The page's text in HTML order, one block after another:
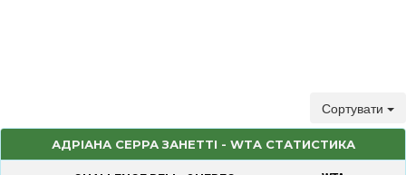
Сортувати
АДРІАНА СЕРРА ЗАНЕТТІ - WTA СТАТИСТИКА